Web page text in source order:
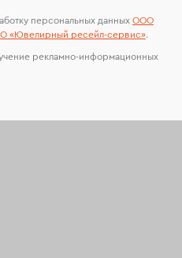
персональных данных ООО
«Ювелирный ресейл-сервиc».
рекламно-информационных